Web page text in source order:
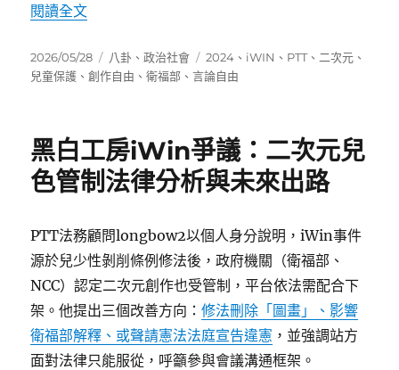
閱讀全文〈衛福部：兒少安全絕對優先於創作自由〉
發
佈
2026/05/28
分
類
八卦 、政治社會
標
籤
2024 、 iWIN 、 PTT、 二次元 、
兒童保護 、創作自由 、衛福部 、言論自由
黑白工房iWin爭議：二次元兒
色管制法律分析與未來出路
PTT法務顧問longbow2以個人身分說明，iWin事件
源於兒少性剝削條例修法後，政府機關（衛福部、
NCC）認定二次元創作也受管制，平台依法需配合下
架。他提出三個改善方向：修法刪除「圖畫」、影響
衛福部解釋、或聲請憲法法庭宣告違憲 ，並強調站方
面對法律只能服從，呼籲參與會議溝通框架。